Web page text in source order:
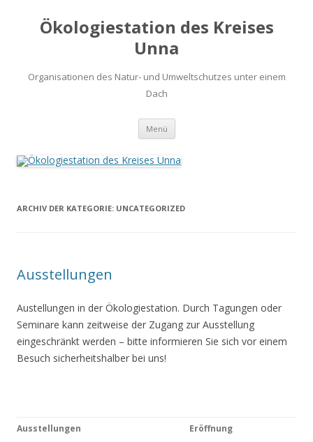
Ökologiestation des Kreises
Unna
Organisationen des Natur- und Umweltschutzes unter einem
Dach
Menü Zum
springen
ARCHIV DER KATEGORIE: UNCATEGORIZED
Ausstellungen
Austellungen in der Ökologiestation. Durch Tagungen oder
Seminare kann zeitweise der Zugang zur Ausstellung
eingeschränkt werden – bitte informieren Sie sich vor einem
Besuch sicherheitshalber bei uns!
Ausstellungen Eröffnung